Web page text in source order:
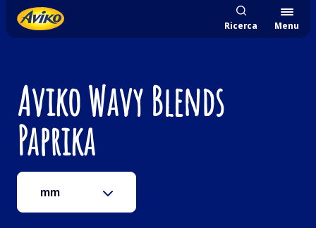
Ricerca Menu
Aviko Wavy Blends
Paprika
mm